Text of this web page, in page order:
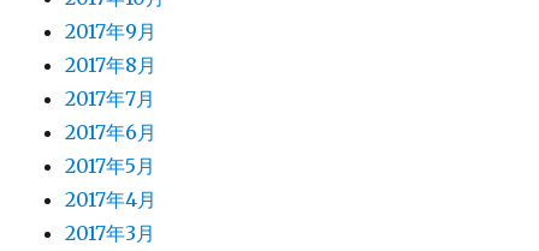
2017年9月
2017年8月
2017年7月
2017年6月
2017年5月
2017年4月
2017年3月